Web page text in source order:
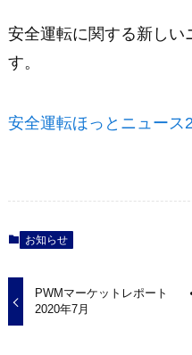
安全運転に関する新しい
す。
安全運転ほっとニュース
お知らせ
PWMマーケットレポート
2020年7月